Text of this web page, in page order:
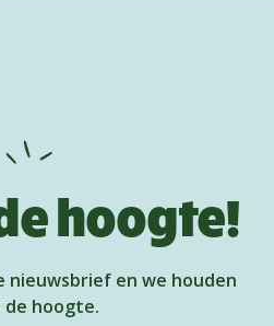
hoogte!
nieuwsbrief en we houden
de hoogte.